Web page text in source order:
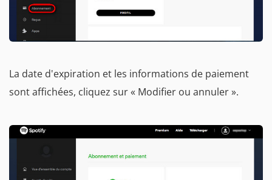
La date d'expiration et les informations de paiement
sont affichées, cliquez sur « Modifier ou annuler ».